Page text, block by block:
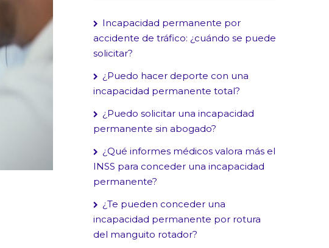
Incapacidad permanente por
accidente de tráfico: ¿cuándo se puede
solicitar?
¿Puedo hacer deporte con una
incapacidad permanente total?
¿Puedo solicitar una incapacidad
permanente sin abogado?
¿Qué informes médicos valora más el
INSS para conceder una incapacidad
permanente?
¿Te pueden conceder una
incapacidad permanente por rotura
del manguito rotador?